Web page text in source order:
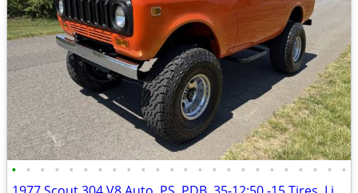
• • • • • • • • • • • • • • • • • • • • • • • •